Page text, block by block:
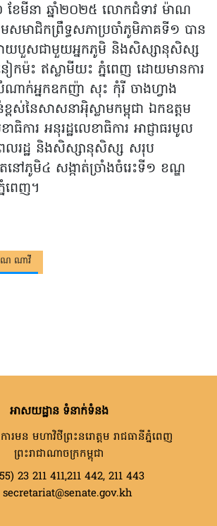
ខែមីនា ឆ្នាំ២០២៥ លោកជំទាវ ម៉ាណ
សមាជិកព្រឹទ្ធសភាប្រចាំភូមិភាគទី១ បាន
យបួសជាមួយអ្នកភូមិ និងសិស្សានុសិស្ស
នៀកម៉ះ ឥស្លាមីយះ ភ្នំពេញ ដោយមានការ
ាក់អ្នកឧកញ៉ា សុះ កុំរី ចាងហ្វាង
ពស់នៃសាសនាអ៉ិស្លាមកម្ពុជា ឯកឧត្តម
ធិការ អនុរដ្ឋលេខាធិការ អាជ្ញាធរមូល
ពលរដ្ឋ និងសិស្សានុសិស្ស សរុប
នៅភូមិ៤ សង្កាត់ច្រាំងចំរេះទី១ ខណ្ឌ
ពេញ។
ណ ណាវី
អាសយដ្ឋាន ទំនាក់ទំនង
ការមន មហាវិថីព្រះនរោត្តម រាជធានីភ្នំពេញ
ព្រះរាជាណាចក្រកម្ពុជា
23 211 411,211 442, 211 443
secretariat@senate.gov.kh